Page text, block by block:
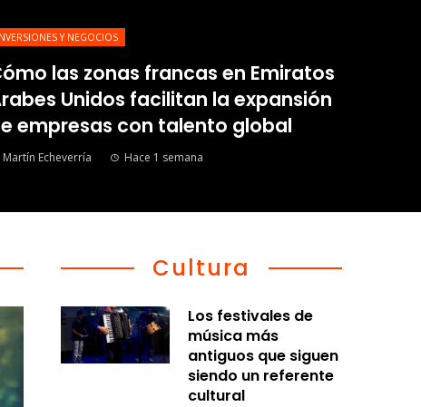
Y NEGOCIOS
las zonas francas en Emiratos
Unidos facilitan la expansión
empresas con talento global
Martín Echeverría Hace 1 semana
Cultura
Los festivales de
música más
antiguos que siguen
siendo un referente
cultural